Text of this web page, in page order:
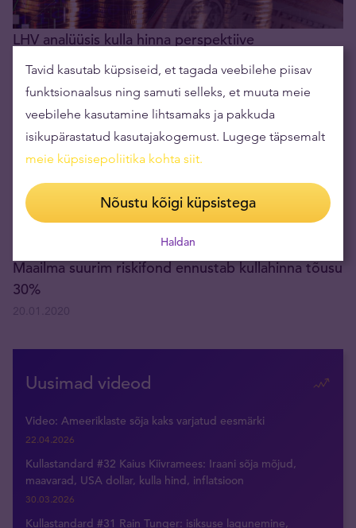
LHV analüüsis kulla hinna perspektiive
28.02.2020
Maailma suurim riskifond ennustab kullahinna tõusu
30%
Uusimad videod
Video: Ameeriklaste sõja kaks varjatud eesmärki
22.04.2026
Kullastandard #32 Kaius Kiivramees: Iraani sõja mõjud,
maavarad, USA dollar, kulla hind, inflatsioon
30.03.2026
Kullastandard #31 Rain Tunger: isiksuse lagunemine,
Tavid kasutab küpsiseid, et tagada veebilehe piisav
funktsionaalsus ning samuti selleks, et muuta meie
veebilehe kasutamine lihtsamaks ja pakkuda
isikupärastatud kasutajakogemust. Lugege täpsemalt
meie küpsisepoliitika kohta siit.
Nõustu kõigi küpsistega
Haldan